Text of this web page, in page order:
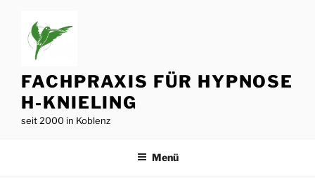
springen
FACHPRAXIS FÜR HYPNOSE
H-KNIELING
seit 2000 in Koblenz
Menü